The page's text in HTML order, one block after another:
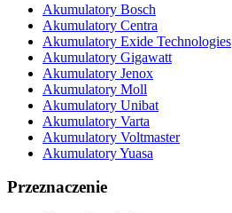
Akumulatory Bosch
Akumulatory Centra
Akumulatory Exide Technologies
Akumulatory Gigawatt
Akumulatory Jenox
Akumulatory Moll
Akumulatory Unibat
Akumulatory Varta
Akumulatory Voltmaster
Akumulatory Yuasa
Przeznaczenie